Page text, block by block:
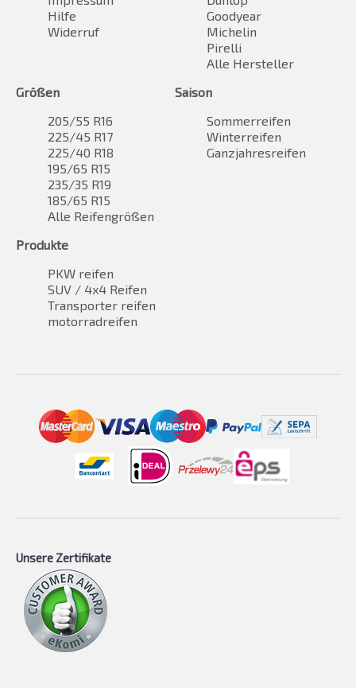
Hilfe
Widerruf
Goodyear
Michelin
Pirelli
Alle Hersteller
Größen
205/55 R16
225/45 R17
225/40 R18
195/65 R15
235/35 R19
185/65 R15
Alle Reifengrößen
Saison
Sommerreifen
Winterreifen
Ganzjahresreifen
Produkte
PKW reifen
SUV / 4x4 Reifen
Transporter reifen
motorradreifen
Unsere Zertifikate